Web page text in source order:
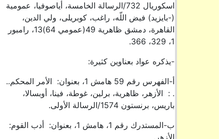
اسكوريال 732/الرسالة الخامسة، أياصوفيا، عمومية
(-بايزيد) فيض اللّه، راغب، كوبريلى، ولي الدين،
القاهرة، دمشق ظاهرية 49(عمومي 64)13، رامبور
1، 329، 366.
-يذكره عواد بعناوين كثيرة:
أ-الفهرس رقم 59 هامش 1، بعنوان: الأمر المحكم..
. : الأزهر، ظاهرية، برلين، غوطة، فينا، أوبسالا،
باريس، برنستون 1574/الرسالة الأولى.
ب-المستدرك رقم 1، هامش 1، بعنوان: أدب القوم: